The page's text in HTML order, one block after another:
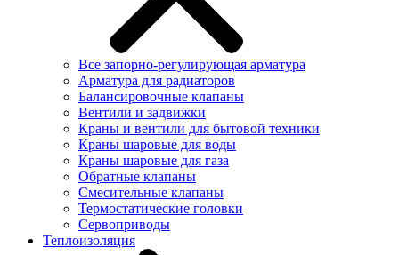
Все запорно-регулирующая арматура
Арматура для радиаторов
Балансировочные клапаны
Вентили и задвижки
Краны и вентили для бытовой техники
Краны шаровые для воды
Краны шаровые для газа
Обратные клапаны
Смесительные клапаны
Термостатические головки
Сервоприводы
Теплоизоляция